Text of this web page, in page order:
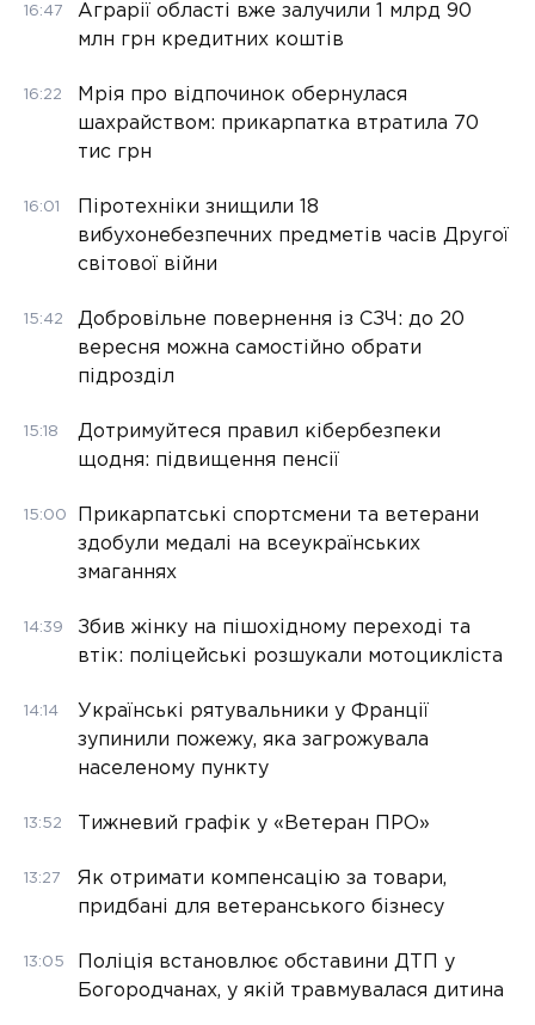
16:47
Аграрії області вже залучили 1 млрд 90
млн грн кредитних коштів
16:22
Мрія про відпочинок обернулася
шахрайством: прикарпатка втратила 70
тис грн
16:01
Піротехніки знищили 18
вибухонебезпечних предметів часів Другої
світової війни
15:42
Добровільне повернення із СЗЧ: до 20
вересня можна самостійно обрати
підрозділ
15:18
Дотримуйтеся правил кібербезпеки
щодня: підвищення пенсії
15:00
Прикарпатські спортсмени та ветерани
здобули медалі на всеукраїнських
змаганнях
14:39
Збив жінку на пішохідному переході та
втік: поліцейські розшукали мотоцикліста
14:14
Українські рятувальники у Франції
зупинили пожежу, яка загрожувала
населеному пункту
13:52 Тижневий графік у «Ветеран ПРО»
13:27
Як отримати компенсацію за товари,
придбані для ветеранського бізнесу
13:05
Поліція встановлює обставини ДТП у
Богородчанах, у якій травмувалася дитина